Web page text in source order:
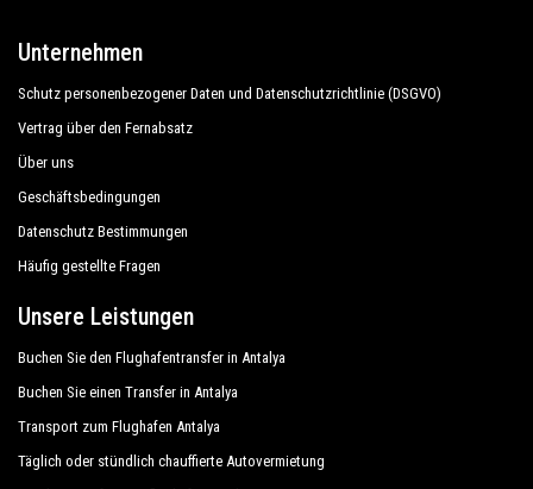
Tarife. Worauf wartest du ?
Buchen Sie jetzt Ihren privaten Transfer in Antalya
Die große Erfahrung unseres Unternehmens
garantiert allen unseren Kunden die Gewissheit
eines professionellen Service für alle, dank unserer
Unsere Kunden stehen bei uns an erster Stelle und
profitieren von Autos, die mit allem Komfort
ausgestattet sind, und einem Personal, das ihrem
Beruf würdig ist.
Dank der Professionalität der angebotenen
Unternehmen
Schutz personenbezogener Daten und Datenschutzrichtlinie (DSGVO)
Vertrag über den Fernabsatz
Über uns
Geschäftsbedingungen
Datenschutz Bestimmungen
Häufig gestellte Fragen
Unsere Leistungen
Buchen Sie den Flughafentransfer in Antalya
Buchen Sie einen Transfer in Antalya
Transport zum Flughafen Antalya
Täglich oder stündlich chauffierte Autovermietung